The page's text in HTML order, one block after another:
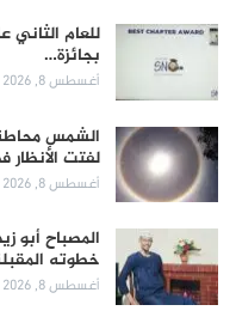
للعام الثاني
بجائزة…
أغسطس 8, 2026
الشمس محاطة
لفتت
أغسطس 8, 2026
المصباح
خطوته
أغسطس 8, 2026